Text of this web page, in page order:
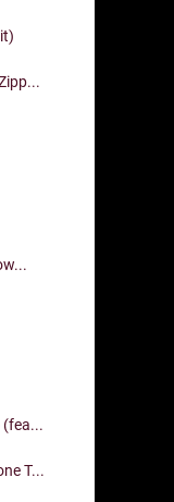
(fea...
T...